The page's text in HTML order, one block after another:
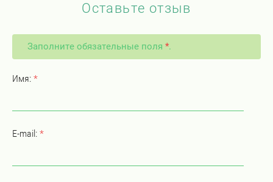
Оставьте отзыв
Заполните обязательные поля *.
Имя: *
E-mail: *